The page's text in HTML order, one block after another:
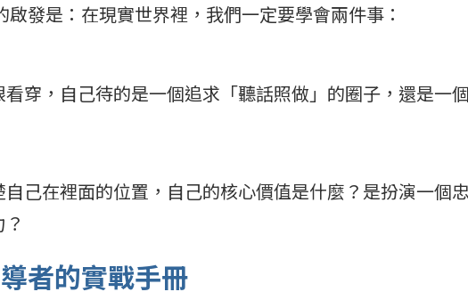
啟發是：在現實世界裡，我們一定要學會兩件事：
看穿，自己待的是一個追求「聽話照做」的圈子，還是一
自己在裡面的位置，自己的核心價值是什麼？是扮演一個
者的實戰手冊